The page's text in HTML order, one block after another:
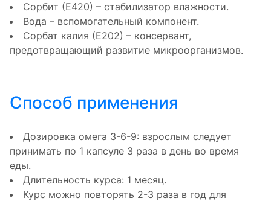
Сорбит (Е420) – стабилизатор влажности.
Вода – вспомогательный компонент.
Сорбат калия (Е202) – консервант,
предотвращающий развитие микроорганизмов.
Способ применения
Дозировка омега 3-6-9: взрослым следует
принимать по 1 капсуле 3 раза в день во время
еды.
Длительность курса: 1 месяц.
Курс можно повторять 2-3 раза в год для